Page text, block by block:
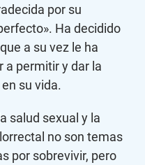
por su
Ha decidido
a su vez le ha
a permitir y dar la
su vida.
salud sexual y la
no son temas
por sobrevivir, pero